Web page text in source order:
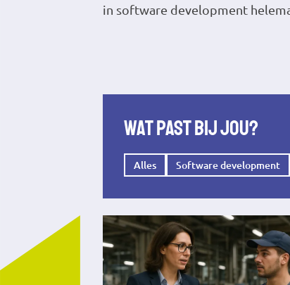
in software development
Wat past bij jou?
Alles Software development